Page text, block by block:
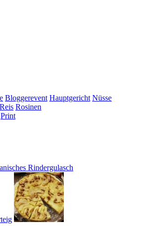
Bloggerevent Hauptgericht Nüsse
Reis Rosinen
Print
Rindergulasch